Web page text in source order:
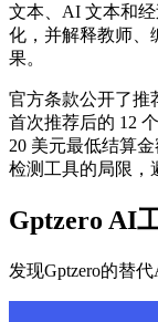
文本、AI 文本和
化，并解释教师、
果。
官方条款公开了推
首次推荐后的 12
20 美元最低结算
检测工具的局限，
Gptzero AI
发现Gptzero的替